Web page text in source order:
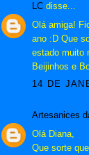
LC disse...
Olá amiga!
ano :D Que
estado muito
Beijinhos e
14 DE
Artesanices
Olá Diana,
Que sorte